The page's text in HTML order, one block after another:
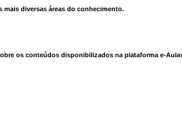
mais diversas áreas do conhecimento.
os conteúdos disponibilizados na plataforma e-